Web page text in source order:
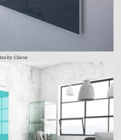
by: Clarus